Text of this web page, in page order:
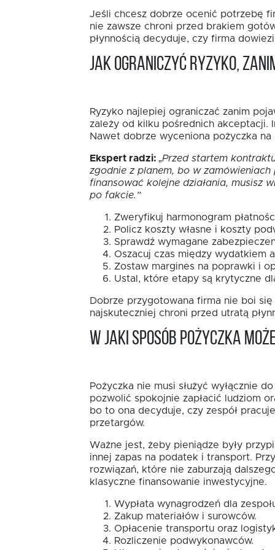
Jeśli chcesz dobrze ocenić potrzebę
nie zawsze chroni przed brakiem
płynnością decyduje, czy firma
Jak ograniczyć ryzyko,
Ryzyko najlepiej ograniczać zanim
zależy od kilku pośrednich akceptacji.
Nawet dobrze wyceniona pożyczka
Ekspert radzi: „Przed startem
zgodnie z planem, bo w
finansować kolejne działania, musisz
po fakcie.”
Zweryfikuj harmonogram
Policz koszty własne i koszty
Sprawdź wymagane
Oszacuj czas między wydatkiem
Zostaw margines na poprawki i
Ustal, które etapy są krytyczne
Dobrze przygotowana firma nie boi
najskuteczniej chroni przed utratą
W jaki sposób pożyczka
Pożyczka nie musi służyć wyłącznie
pozwolić spokojnie zapłacić ludziom
bo to ona decyduje, czy zespół
przetargów.
Ważne jest, żeby pieniądze były
innej zapas na podatek i transport.
rozwiązań, które nie zaburzają
klasyczne finansowanie inwestycyjne.
Wypłata wynagrodzeń dla
Zakup materiałów i surowców.
Opłacenie transportu oraz
Rozliczenie podwykonawców.